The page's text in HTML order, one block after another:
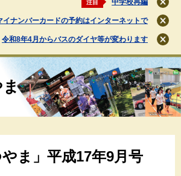
注目 中学校再編
閉
じ
る
イナンバーカードの予約はインターネットで
閉
じ
る
令和8年4月からバスのダイヤ等が変わります
閉
じ
る
ま
やま」平成17年9月号